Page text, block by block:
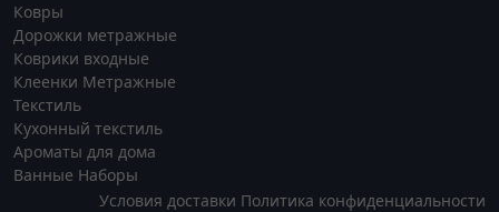
Ковры
Дорожки метражные
Коврики входные
Клеенки Метражные
Текстиль
Кухонный текстиль
Ароматы для дома
Ванные Наборы
Условия доставки Политика конфиденциальности